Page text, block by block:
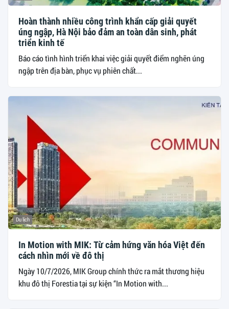
Hoàn thành nhiều công trình khẩn cấp giải quyết
úng ngập, Hà Nội bảo đảm an toàn dân sinh, phát
triển kinh tế
Báo cáo tình hình triển khai việc giải quyết điểm nghẽn úng
ngập trên địa bàn, phục vụ phiên chất...
Du lịch
In Motion with MIK: Từ cảm hứng văn hóa Việt đến
cách nhìn mới về đô thị
Ngày 10/7/2026, MIK Group chính thức ra mắt thương hiệu
khu đô thị Forestia tại sự kiện “In Motion with...